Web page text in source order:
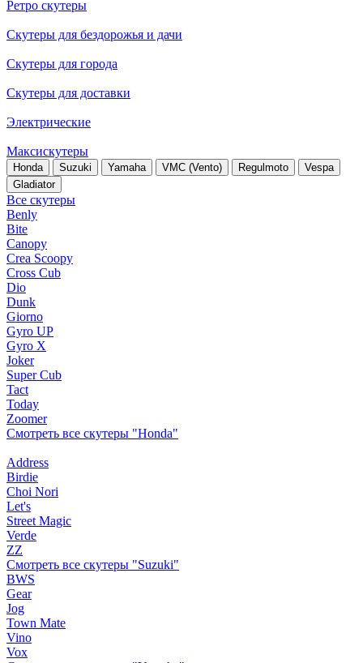
Ретро скутеры
Скутеры для бездорожья и дачи
Скутеры для города
Скутеры для доставки
Электрические
Максискутеры
Honda Suzuki Yamaha VMC (Vento) Regulmoto
Vespa
Gladiator
Все скутеры
Benly
Bite
Canopy
Crea Scoopy
Cross Cub
Dio
Dunk
Giorno
Gyro UP
Gyro X
Joker
Super Cub
Tact
Today
Zoomer
Смотреть все скутеры "Honda"
Address
Birdie
Choi Nori
Let's
Street Magic
Verde
ZZ
Смотреть все скутеры "Suzuki"
BWS
Gear
Jog
Town Mate
Vino
Vox